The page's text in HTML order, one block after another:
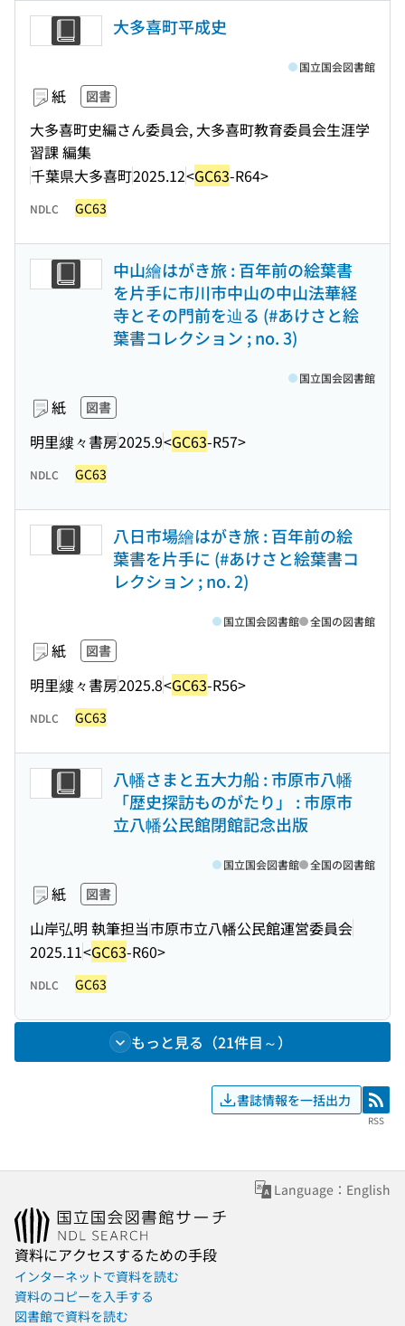
大多喜町平成史
紙 図書
大多喜町史編さん委員会, 大多喜町教育委員会生涯学
習課 編集
千葉県大多喜町2025.12<GC63-R64>
国立国会図書館
NDLC GC63
中山繪はがき旅 : 百年前の絵葉書
を片手に市川市中山の中山法華経
寺とその門前を辿る (#あけさと絵
葉書コレクション ; no. 3)
紙 図書
明里縷々書房2025.9<GC63-R57>
国立国会図書館
NDLC GC63
八日市場繪はがき旅 : 百年前の絵
葉書を片手に (#あけさと絵葉書コ
レクション ; no. 2)
紙 図書
明里縷々書房2025.8<GC63-R56>
国立国会図書館 全国の図書館
NDLC GC63
八幡さまと五大力船 : 市原市八幡
「歴史探訪ものがたり」 : 市原市
立八幡公民館閉館記念出版
紙 図書
山岸弘明 執筆担当市原市立八幡公民館運営委員会
2025.11<GC63-R60>
国立国会図書館 全国の図書館
NDLC GC63
もっと見る（21件目～）
書誌情報を一括出力 RSS
RSS
Language：English
資料にアクセスするための手段
インターネットで資料を読む
資料のコピーを入手する
図書館で資料を読む